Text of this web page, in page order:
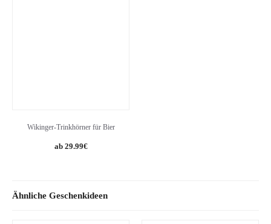
Wikinger-Trinkhörner für Bier
Original
29.99€Current
Ähnliche Geschenkideen